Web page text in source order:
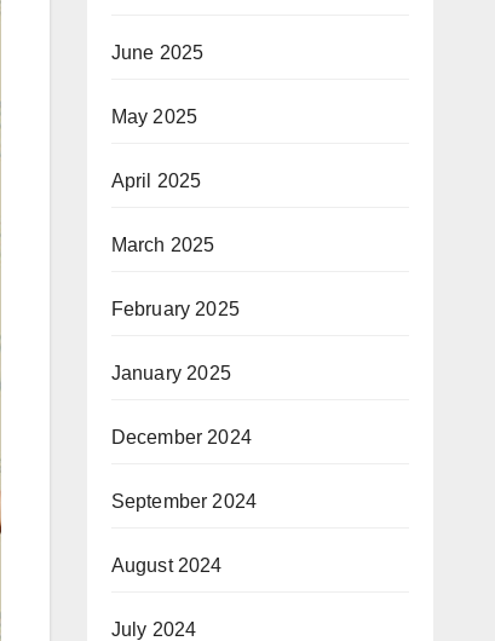
June 2025
May 2025
April 2025
March 2025
February 2025
January 2025
December 2024
September 2024
August 2024
July 2024